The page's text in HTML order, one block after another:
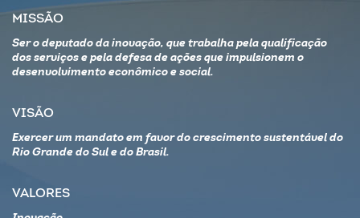
MISSÃO
Ser o deputado da inovação, que trabalha pela qualificação
dos serviços e pela defesa de ações que impulsionem o
desenvolvimento econômico e social.
VISÃO
Exercer um mandato em favor do crescimento sustentável do
Rio Grande do Sul e do Brasil.
VALORES